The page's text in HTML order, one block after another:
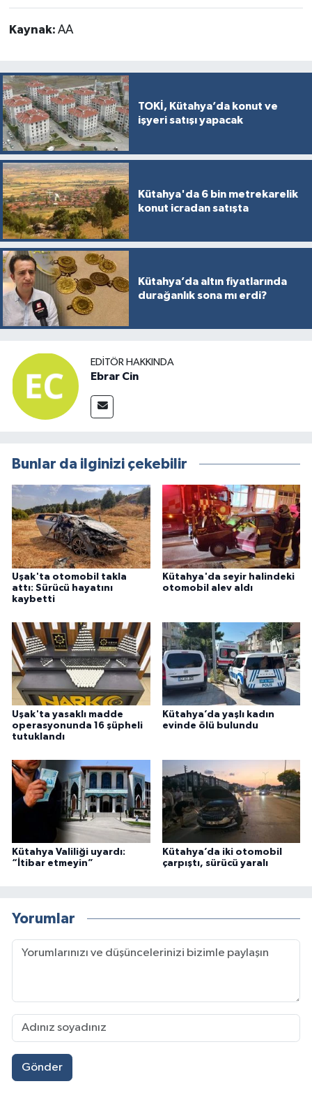
Kaynak: AA
TOKİ, Kütahya’da konut ve
işyeri satışı yapacak
Kütahya'da 6 bin metrekarelik
konut icradan satışta
Kütahya’da altın fiyatlarında
durağanlık sona mı erdi?
EDITÖR HAKKINDA
Ebrar Cin
Bunlar da ilginizi çekebilir
Uşak'ta otomobil takla
attı: Sürücü hayatını
kaybetti
Kütahya'da seyir halindeki
otomobil alev aldı
Uşak'ta yasaklı madde
operasyonunda 16 şüpheli
tutuklandı
Kütahya’da yaşlı kadın
evinde ölü bulundu
Kütahya Valiliği uyardı:
“İtibar etmeyin”
Kütahya’da iki otomobil
çarpıştı, sürücü yaralı
Yorumlar
Gönder